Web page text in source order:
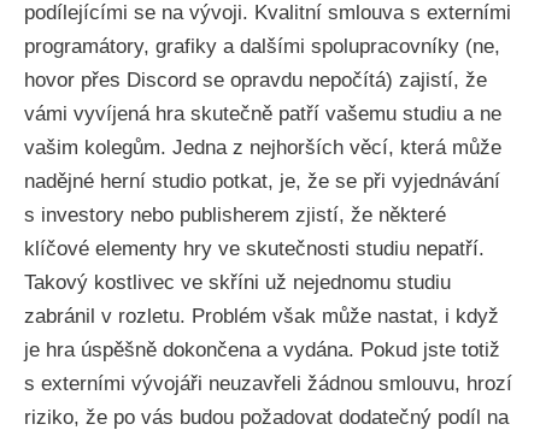
podílejícími se na vývoji. Kvalitní smlouva s externími
programátory, grafiky a dalšími spolupracovníky (ne,
hovor přes Discord se opravdu nepočítá) zajistí, že
vámi vyvíjená hra skutečně patří vašemu studiu a ne
vašim kolegům. Jedna z nejhorších věcí, která může
nadějné herní studio potkat, je, že se při vyjednávání
s investory nebo publisherem zjistí, že některé
klíčové elementy hry ve skutečnosti studiu nepatří.
Takový kostlivec ve skříni už nejednomu studiu
zabránil v rozletu. Problém však může nastat, i když
je hra úspěšně dokončena a vydána. Pokud jste totiž
s externími vývojáři neuzavřeli žádnou smlouvu, hrozí
riziko, že po vás budou požadovat dodatečný podíl na